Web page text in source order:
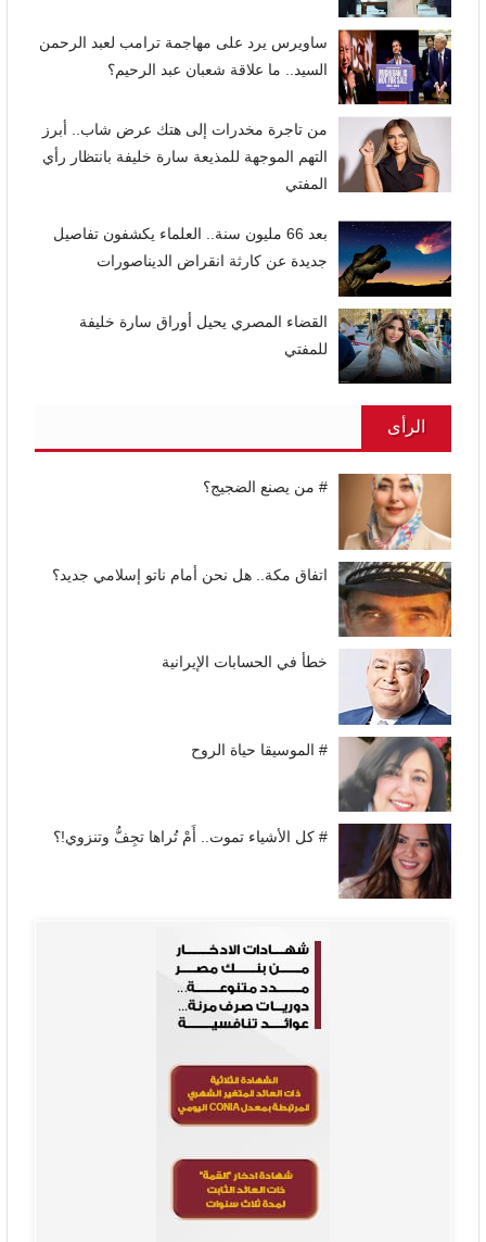
ساويرس يرد على مهاجمة ترامب لعبد الرحمن
السيد.. ما علاقة شعبان عبد الرحيم؟
من تاجرة مخدرات إلى هتك عرض شاب.. أبرز
التهم الموجهة للمذيعة سارة خليفة بانتظار رأي
المفتي
بعد 66 مليون سنة.. العلماء يكشفون تفاصيل
جديدة عن كارثة انقراض الديناصورات
القضاء المصري يحيل أوراق سارة خليفة
للمفتي
الرأى
# من يصنع الضجيج؟
اتفاق مكة.. هل نحن أمام ناتو إسلامي جديد؟
خطأ في الحسابات الإيرانية
# الموسيقا حياة الروح
# كل الأشياء تموت.. أَمْ تُراها تجِفُّ وتنزوي!؟